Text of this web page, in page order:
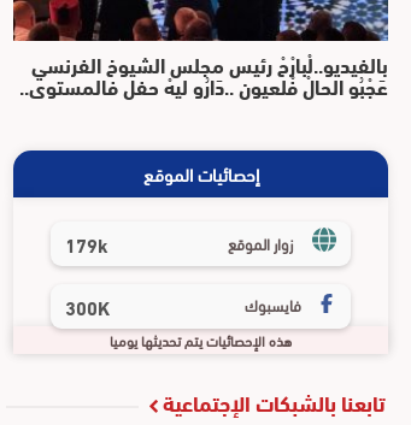
بالفيديو..لْبارْحْ رئيس مجلس الشيوخ الفرنسي
عَجْبُو الحالْ فْلعيون ..دَارُو ليهْ حفل فالمستوى..
إحصائيات الموقع
زوار الموقع 179k
فايسبوك 300K
هذه الإحصائيات يتم تحديثها يوميا
تابعنا بالشبكات الإجتماعية